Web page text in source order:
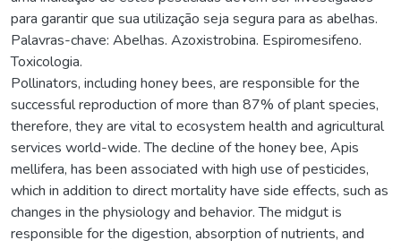
para garantir que sua utilização seja segura para as abelhas.
Palavras-chave: Abelhas. Azoxistrobina. Espiromesifeno.
Toxicologia.
Pollinators, including honey bees, are responsible for the
successful reproduction of more than 87% of plant species,
therefore, they are vital to ecosystem health and agricultural
services world-wide. The decline of the honey bee, Apis
mellifera, has been associated with high use of pesticides,
which in addition to direct mortality have side effects, such as
changes in the physiology and behavior. The midgut is
responsible for the digestion, absorption of nutrients, and